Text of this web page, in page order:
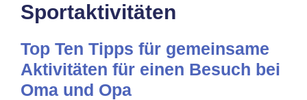
Sportaktivitäten
Top Ten Tipps für gemeinsame
Aktivitäten für einen Besuch bei
Oma und Opa